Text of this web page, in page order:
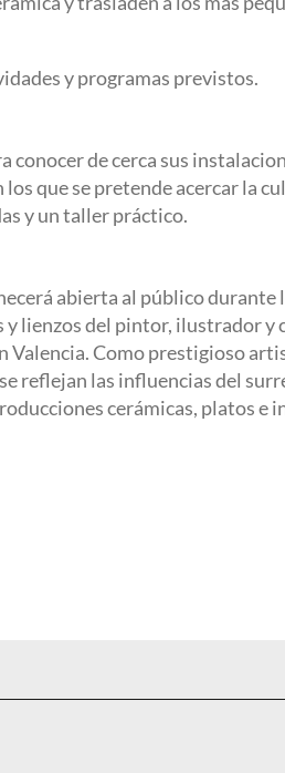
y programas previstos.
de cerca sus
que se pretende acercar la
y un taller práctico.
abierta al público durante
y lienzos del pintor, ilustrador y
Valencia. Como prestigioso
reflejan las influencias del
cerámicas, platos e